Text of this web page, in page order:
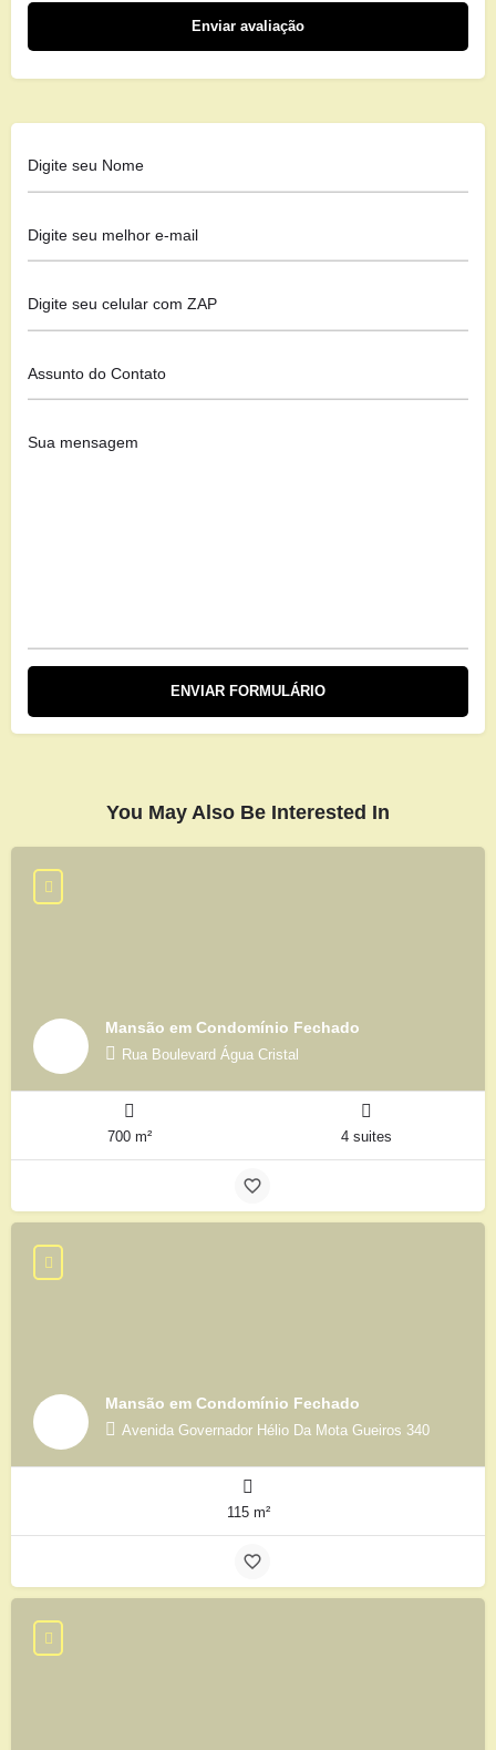
Enviar avaliação
You May Also Be Interested In
Mansão em Condomínio Fechado
Rua Boulevard Água Cristal
700 m² 4 suites
Mansão em Condomínio Fechado
Avenida Governador Hélio Da Mota Gueiros 340
115 m²